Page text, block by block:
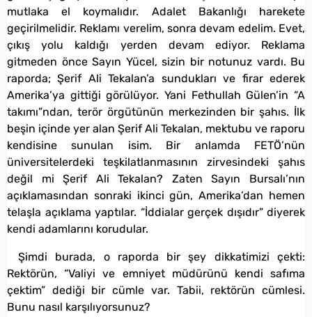
mutlaka el koymalıdır. Adalet Bakanlığı harekete
geçirilmelidir. Reklamı verelim, sonra devam edelim. Evet,
çıkış yolu kaldığı yerden devam ediyor. Reklama
gitmeden önce Sayın Yücel, sizin bir notunuz vardı. Bu
raporda; Şerif Ali Tekalan’a sundukları ve firar ederek
Amerika’ya gittiği görülüyor. Yani Fethullah Gülen’in “A
takımı”ndan, terör örgütünün merkezinden bir şahıs. İlk
beşin içinde yer alan Şerif Ali Tekalan, mektubu ve raporu
kendisine sunulan isim. Bir anlamda FETÖ’nün
üniversitelerdeki teşkilatlanmasının zirvesindeki şahıs
değil mi Şerif Ali Tekalan? Zaten Sayın Bursalı’nın
açıklamasından sonraki ikinci gün, Amerika’dan hemen
telaşla açıklama yaptılar. “İddialar gerçek dışıdır” diyerek
kendi adamlarını korudular.
Şimdi burada, o raporda bir şey dikkatimizi çekti:
Rektörün, “Valiyi ve emniyet müdürünü kendi safıma
çektim” dediği bir cümle var. Tabii, rektörün cümlesi.
Bunu nasıl karşılıyorsunuz?